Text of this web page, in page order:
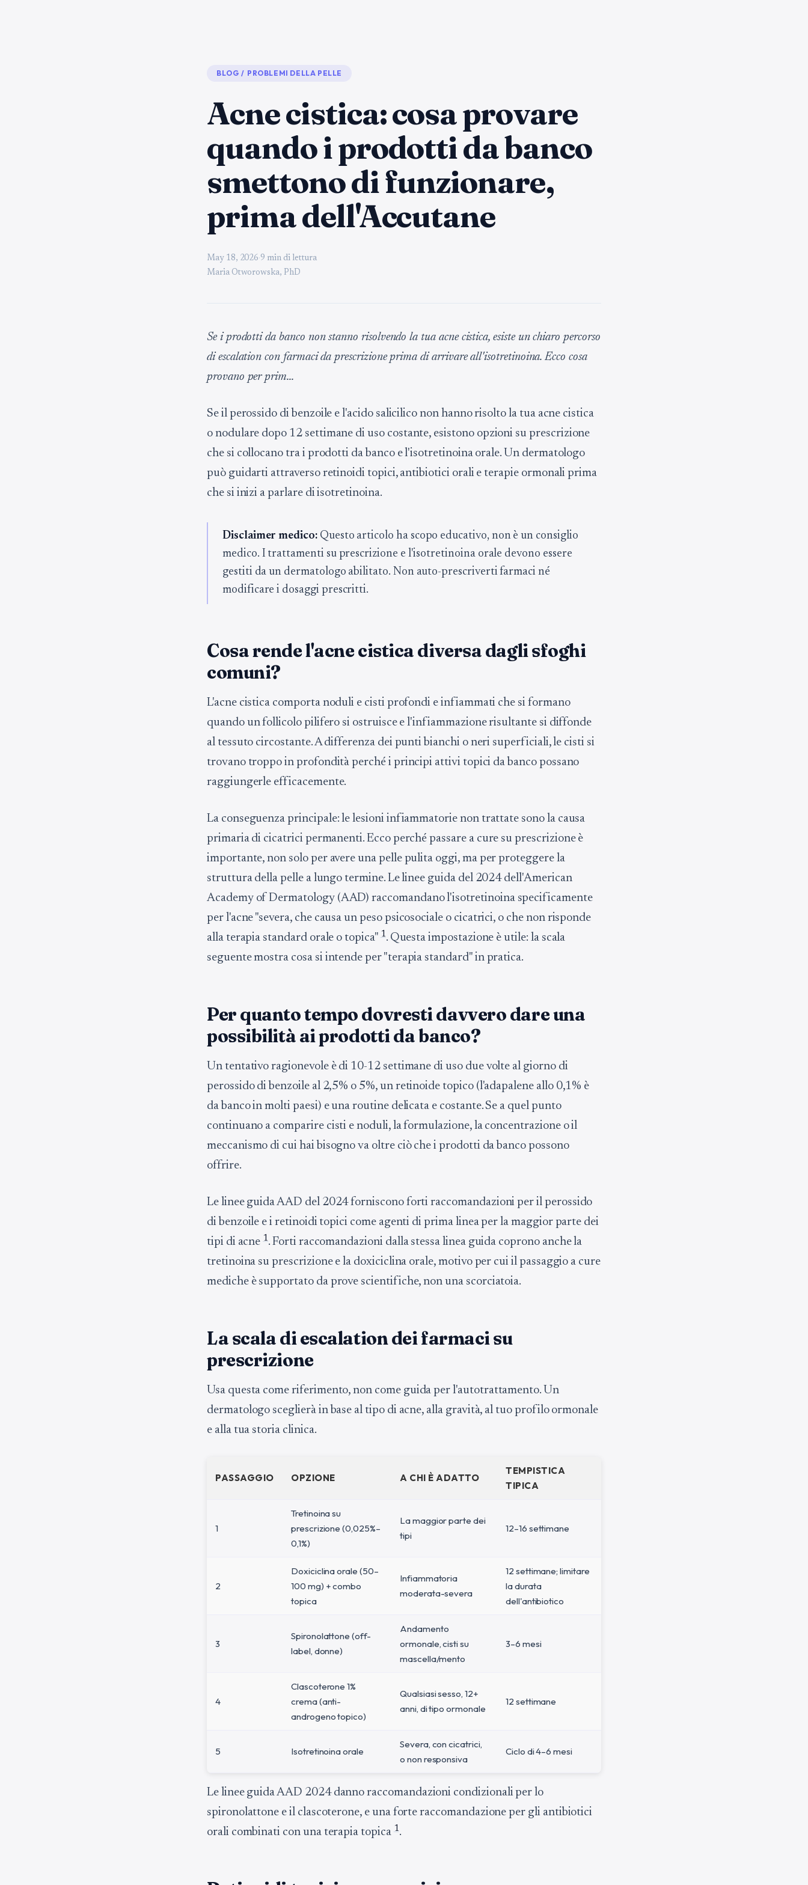
BLOG / PROBLEMI DELLA PELLE
Acne cistica: cosa provare
quando i prodotti da banco
smettono di funzionare,
prima dell'Accutane
May 18, 2026·9 min di lettura
Maria Otworowska, PhD
Se i prodotti da banco non stanno risolvendo la tua acne cistica, esiste un chiaro percorso
di escalation con farmaci da prescrizione prima di arrivare all'isotretinoina. Ecco cosa
provano per prim...
Se il perossido di benzoile e l'acido salicilico non hanno risolto la tua acne cistica
o nodulare dopo 12 settimane di uso costante, esistono opzioni su prescrizione
che si collocano tra i prodotti da banco e l'isotretinoina orale. Un dermatologo
può guidarti attraverso retinoidi topici, antibiotici orali e terapie ormonali prima
che si inizi a parlare di isotretinoina.
Disclaimer medico:Questo articolo ha scopo educativo, non è un consiglio
medico. I trattamenti su prescrizione e l'isotretinoina orale devono essere
gestiti da un dermatologo abilitato. Non auto-prescriverti farmaci né
modificare i dosaggi prescritti.
Cosa rende l'acne cistica diversa dagli sfoghi
comuni?
L'acne cistica comporta noduli e cisti profondi e infiammati che si formano
quando un follicolo pilifero si ostruisce e l'infiammazione risultante si diffonde
al tessuto circostante. A differenza dei punti bianchi o neri superficiali, le cisti si
trovano troppo in profondità perché i principi attivi topici da banco possano
raggiungerle efficacemente.
La conseguenza principale: le lesioni infiammatorie non trattate sono la causa
primaria di cicatrici permanenti. Ecco perché passare a cure su prescrizione è
importante, non solo per avere una pelle pulita oggi, ma per proteggere la
struttura della pelle a lungo termine. Le linee guida del 2024 dell'American
Academy of Dermatology (AAD) raccomandano l'isotretinoina specificamente
per l'acne "severa, che causa un peso psicosociale o cicatrici, o che non risponde
alla terapia standard orale o topica" 1. Questa impostazione è utile: la scala
seguente mostra cosa si intende per "terapia standard" in pratica.
Per quanto tempo dovresti davvero dare una
possibilità ai prodotti da banco?
Un tentativo ragionevole è di 10-12 settimane di uso due volte al giorno di
perossido di benzoile al 2,5% o 5%, un retinoide topico (l'adapalene allo 0,1% è
da banco in molti paesi) e una routine delicata e costante. Se a quel punto
continuano a comparire cisti e noduli, la formulazione, la concentrazione o il
meccanismo di cui hai bisogno va oltre ciò che i prodotti da banco possono
offrire.
Le linee guida AAD del 2024 forniscono forti raccomandazioni per il perossido
di benzoile e i retinoidi topici come agenti di prima linea per la maggior parte dei
tipi di acne1. Forti raccomandazioni dalla stessa linea guida coprono anche la
tretinoina su prescrizione e la doxiciclina orale, motivo per cui il passaggio a cure
mediche è supportato da prove scientifiche, non una scorciatoia.
La scala di escalation dei farmaci su
prescrizione
Usa questa come riferimento, non come guida per l'autotrattamento. Un
dermatologo sceglierà in base al tipo di acne, alla gravità, al tuo profilo ormonale
e alla tua storia clinica.
PASSAGGIO OPZIONE A CHI È ADATTO
TEMPISTICA
TIPICA
1
Tretinoina su
prescrizione (0,025%–
0,1%)
La maggior parte dei
tipi
12–16 settimane
2
Doxiciclina orale (50–
100 mg) + combo
topica
Infiammatoria
moderata-severa
12 settimane; limitare
la durata
dell'antibiotico
3
Spironolattone (off-
label, donne)
Andamento
ormonale, cisti su
mascella/mento
3–6 mesi
4
Clascoterone 1%
crema (anti-
androgeno topico)
Qualsiasi sesso, 12+
anni, di tipo ormonale
12 settimane
5 Isotretinoina orale
Severa, con cicatrici,
o non responsiva
Ciclo di 4–6 mesi
Le linee guida AAD 2024 danno raccomandazioni condizionali per lo
spironolattone e il clascoterone, e una forte raccomandazione per gli antibiotici
orali combinati con una terapia topica 1.